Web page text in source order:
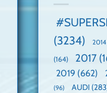
(3234)
2014
(164) 2017
2019 (662)
(96)
AUDI